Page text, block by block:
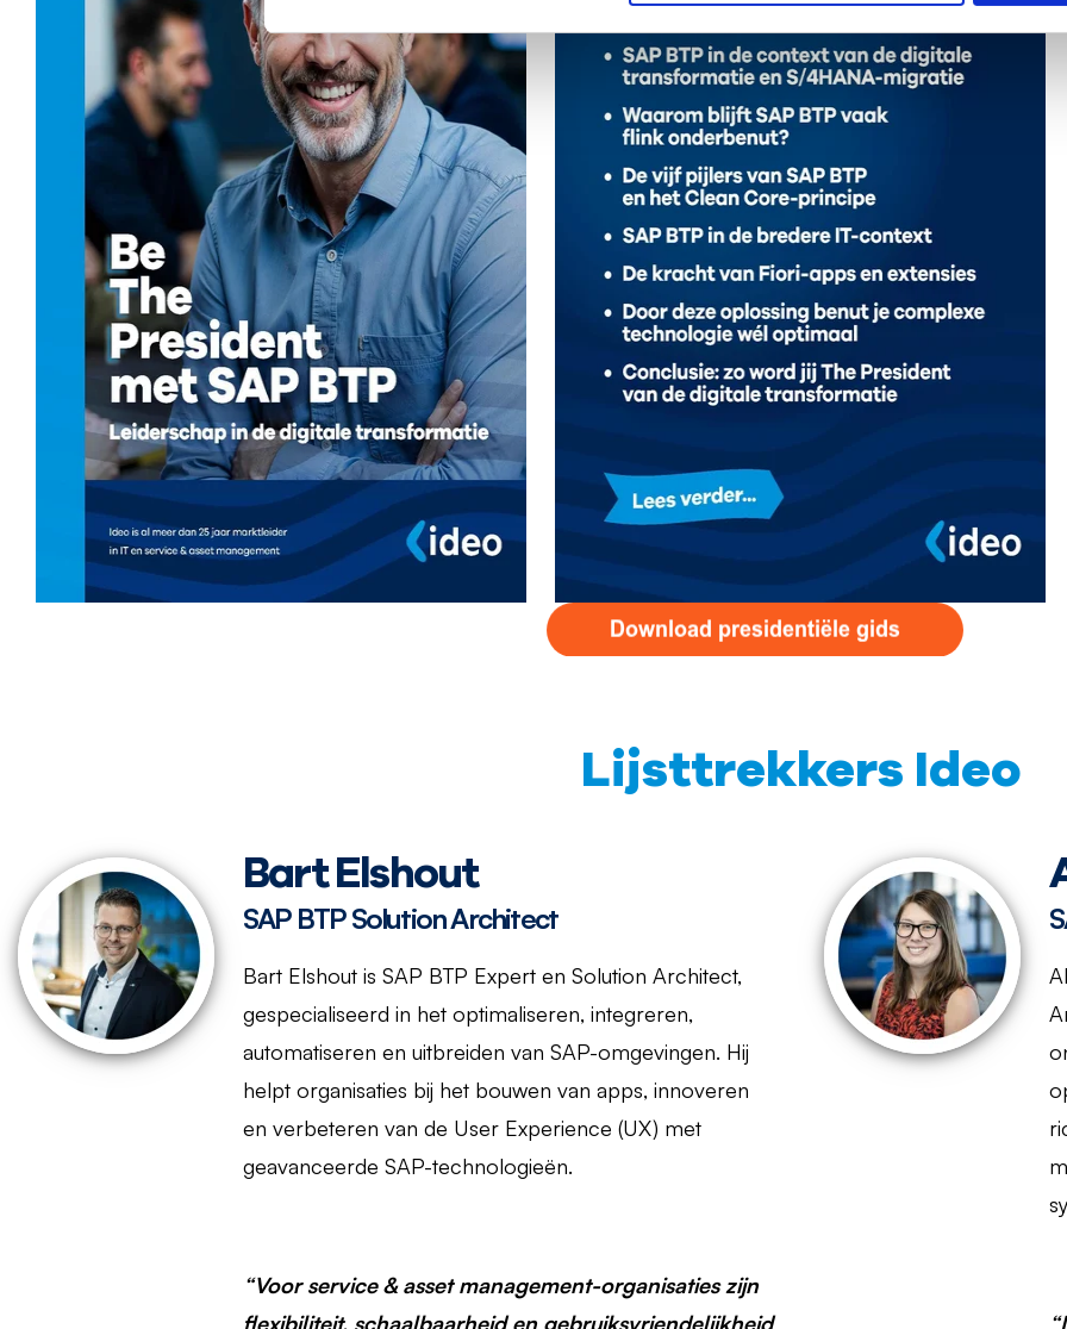
Lijsttrekkers Ideo
Bart Elshout
SAP BTP Solution Architect
Bart Elshout is SAP BTP Expert en Solution Architect,
gespecialiseerd in het optimaliseren, integreren,
automatiseren en uitbreiden van SAP-omgevingen. Hij
helpt organisaties bij het bouwen van apps, innoveren
en verbeteren van de User Experience (UX) met
geavanceerde SAP-technologieën.
“Voor service & asset management-organisaties zijn
flexibiliteit, schaalbaarheid en gebruiksvriendelijkheid